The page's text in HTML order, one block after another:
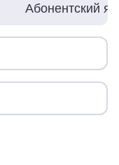
Абонентский